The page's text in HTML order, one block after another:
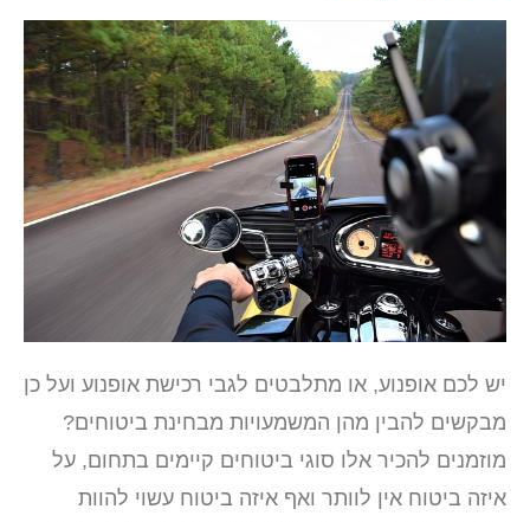
יש לכם אופנוע, או מתלבטים לגבי רכישת אופנוע ועל כן
מבקשים להבין מהן המשמעויות מבחינת ביטוחים?
מוזמנים להכיר אלו סוגי ביטוחים קיימים בתחום, על
איזה ביטוח אין לוותר ואף איזה ביטוח עשוי להוות